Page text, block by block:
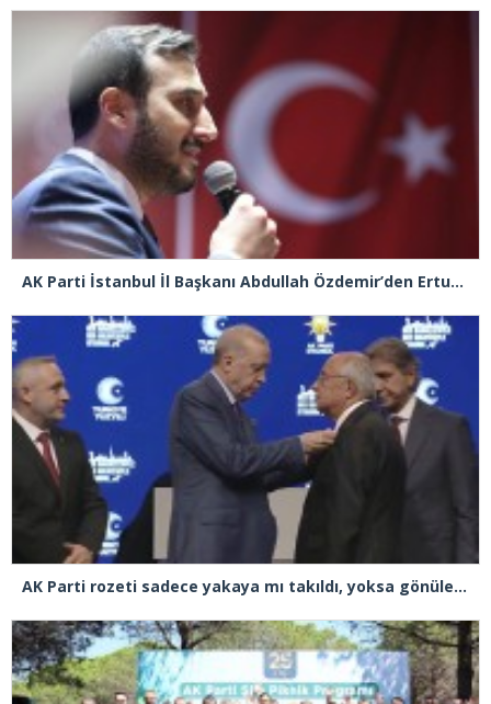
AK Parti İstanbul İl Başkanı Abdullah Özdemir’den Ertuğrul Özkök’e “Franco” tepkisi
AK Parti rozeti sadece yakaya mı takıldı, yoksa gönüle takılmadı mı?